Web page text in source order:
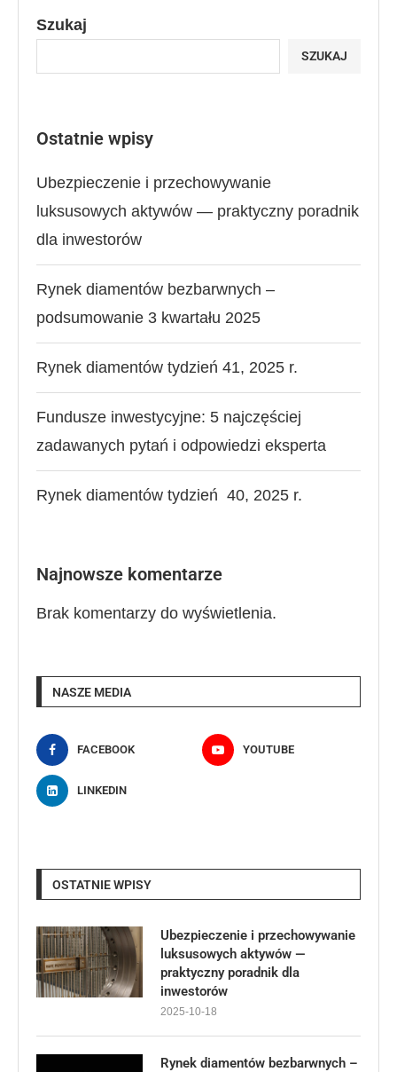
Szukaj
SZUKAJ
Ostatnie wpisy
Ubezpieczenie i przechowywanie
luksusowych aktywów — praktyczny poradnik
dla inwestorów
Rynek diamentów bezbarwnych –
podsumowanie 3 kwartału 2025
Rynek diamentów tydzień 41, 2025 r.
Fundusze inwestycyjne: 5 najczęściej
zadawanych pytań i odpowiedzi eksperta
Rynek diamentów tydzień 40, 2025 r.
Najnowsze komentarze
Brak komentarzy do wyświetlenia.
NASZE MEDIA
FACEBOOK YOUTUBE
LINKEDIN
OSTATNIE WPISY
Ubezpieczenie i przechowywanie
luksusowych aktywów —
praktyczny poradnik dla
inwestorów
2025-10-18
Rynek diamentów bezbarwnych –